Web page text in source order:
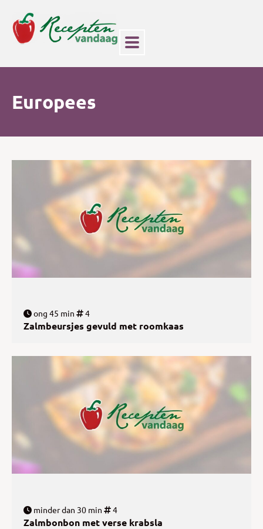
Europees
ong 45 min 4
Zalmbeursjes gevuld met roomkaas
minder dan 30 min 4
Zalmbonbon met verse krabsla